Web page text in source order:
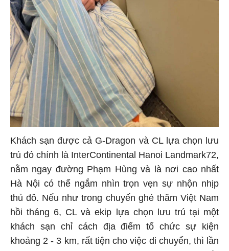
Khách sạn được cả G-Dragon và CL lựa chọn lưu
trú đó chính là InterContinental Hanoi Landmark72,
nằm ngay đường Phạm Hùng và là nơi cao nhất
Hà Nội có thể ngắm nhìn trọn vẹn sự nhộn nhịp
thủ đô. Nếu như trong chuyến ghé thăm Việt Nam
hồi tháng 6, CL và ekip lựa chọn lưu trú tại một
khách sạn chỉ cách địa điểm tổ chức sự kiện
khoảng 2 - 3 km, rất tiện cho việc di chuyển, thì lần